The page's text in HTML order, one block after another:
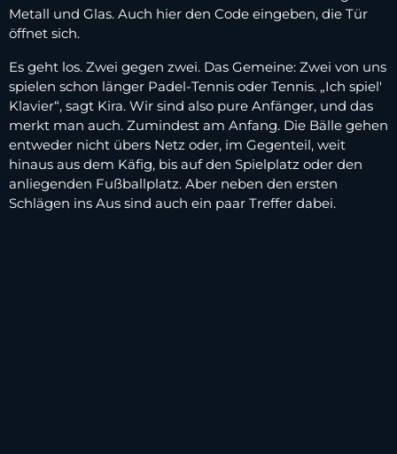
Metall und Glas. Auch hier den Code eingeben, die Tür
öffnet sich.
Es geht los. Zwei gegen zwei. Das Gemeine: Zwei von uns
spielen schon länger Padel-Tennis oder Tennis. „Ich spiel'
Klavier“, sagt Kira. Wir sind also pure Anfänger, und das
merkt man auch. Zumindest am Anfang. Die Bälle gehen
entweder nicht übers Netz oder, im Gegenteil, weit
hinaus aus dem Käfig, bis auf den Spielplatz oder den
anliegenden Fußballplatz. Aber neben den ersten
Schlägen ins Aus sind auch ein paar Treffer dabei.